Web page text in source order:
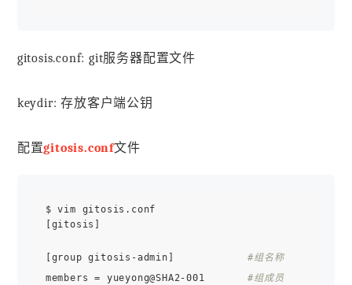
gitosis.conf: git服务器配置文件
keydir: 存放客户端公钥
配置gitosis.conf文件
$ vim gitosis.conf
[gitosis]
[group gitosis-admin] #组名称
members = yueyong@SHA2-001 #组成员